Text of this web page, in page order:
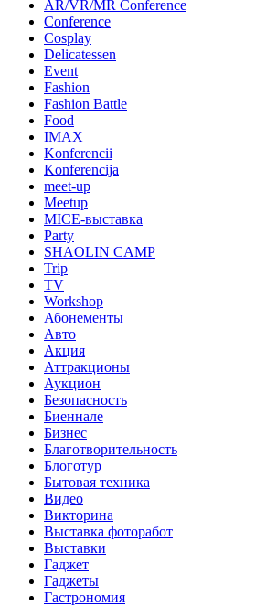
AR/VR/MR Conference
Conference
Cosplay
Delicatessen
Event
Fashion
Fashion Battle
Food
IMAX
Konferencii
Konferencija
meet-up
Meetup
MICE-выставка
Party
SHAOLIN CAMP
Trip
TV
Workshop
Абонементы
Авто
Акция
Аттракционы
Аукцион
Безопасность
Биеннале
Бизнес
Благотворительность
Блоготур
Бытовая техника
Видео
Викторина
Выставка фоторабот
Выставки
Гаджет
Гаджеты
Гастрономия